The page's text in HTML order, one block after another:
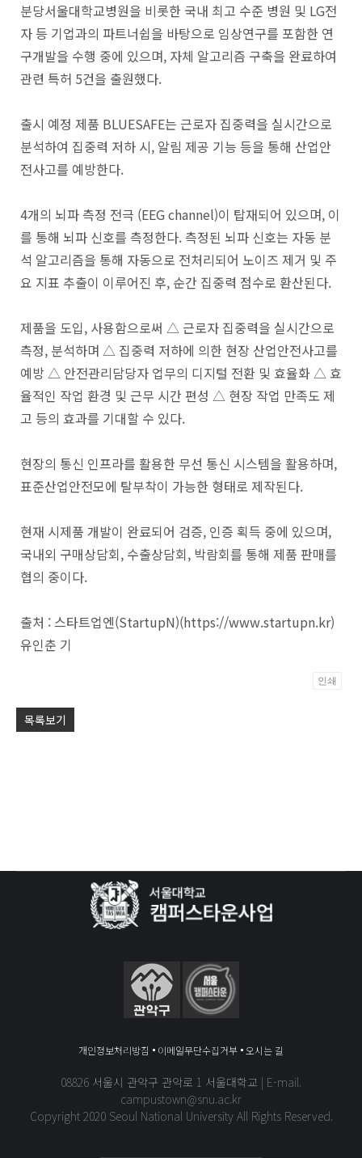
분당서울대학교병원을 비롯한 국내 최고 수준 병원 및 LG전
자 등 기업과의 파트너쉽을 바탕으로 임상연구를 포함한 연
구개발을 수행 중에 있으며, 자체 알고리즘 구축을 완료하여
관련 특허 5건을 출원했다.
출시 예정 제품 BLUESAFE는 근로자 집중력을 실시간으로
분석하여 집중력 저하 시, 알림 제공 기능 등을 통해 산업안
전사고를 예방한다.
4개의 뇌파 측정 전극 (EEG channel)이 탑재되어 있으며, 이
를 통해 뇌파 신호를 측정한다. 측정된 뇌파 신호는 자동 분
석 알고리즘을 통해 자동으로 전처리되어 노이즈 제거 및 주
요 지표 추출이 이루어진 후, 순간 집중력 점수로 환산된다.
제품을 도입, 사용함으로써 △ 근로자 집중력을 실시간으로
측정, 분석하며 △ 집중력 저하에 의한 현장 산업안전사고를
예방 △ 안전관리담당자 업무의 디지털 전환 및 효율화 △ 효
율적인 작업 환경 및 근무 시간 편성 △ 현장 작업 만족도 제
고 등의 효과를 기대할 수 있다.
현장의 통신 인프라를 활용한 무선 통신 시스템을 활용하며,
표준산업안전모에 탈부착이 가능한 형태로 제작된다.
현재 시제품 개발이 완료되어 검증, 인증 획득 중에 있으며,
국내외 구매상담회, 수출상담회, 박람회를 통해 제품 판매를
협의 중이다.
출처 : 스타트업엔(StartupN)(https://www.startupn.kr)
유인춘 기
인쇄
목록보기
개인정보처리방침 이메일무단수집거부 오시는 길
08826 서울시 관악구 관악로 1 서울대학교 | E-mail.
campustown@snu.ac.kr
Copyright 2020 Seoul National University All Rights Reserved.